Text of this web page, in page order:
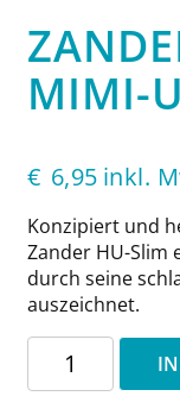
MIMI-
€ 6,95 inkl.
Konzipiert und
Zander HU-Slim
durch seine
auszeichnet.
Zander-
Slim